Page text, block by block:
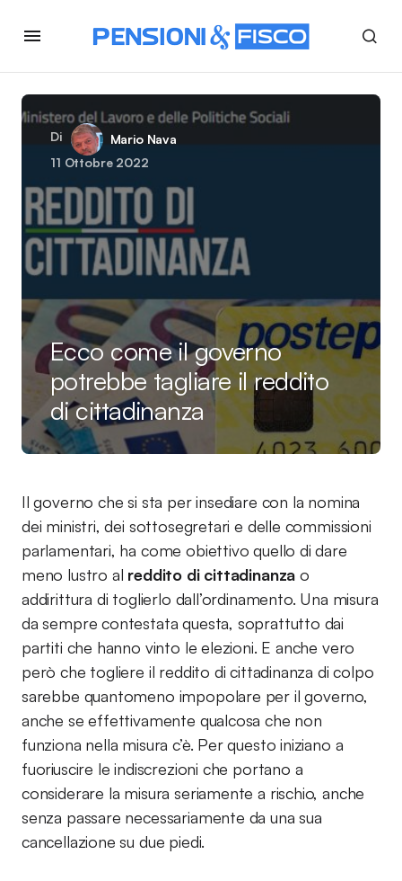
Di
Mario Nava
11 Ottobre 2022
Ecco come il governo
potrebbe tagliare il reddito
di cittadinanza
Il governo che si sta per insediare con la nomina
dei ministri, dei sottosegretari e delle commissioni
parlamentari, ha come obiettivo quello di dare
meno lustro al reddito di cittadinanza o
addirittura di toglierlo dall’ordinamento. Una misura
da sempre contestata questa, soprattutto dai
partiti che hanno vinto le elezioni. E anche vero
però che togliere il reddito di cittadinanza di colpo
sarebbe quantomeno impopolare per il governo,
anche se effettivamente qualcosa che non
funziona nella misura c’è. Per questo iniziano a
fuoriuscire le indiscrezioni che portano a
considerare la misura seriamente a rischio, anche
senza passare necessariamente da una sua
cancellazione su due piedi.